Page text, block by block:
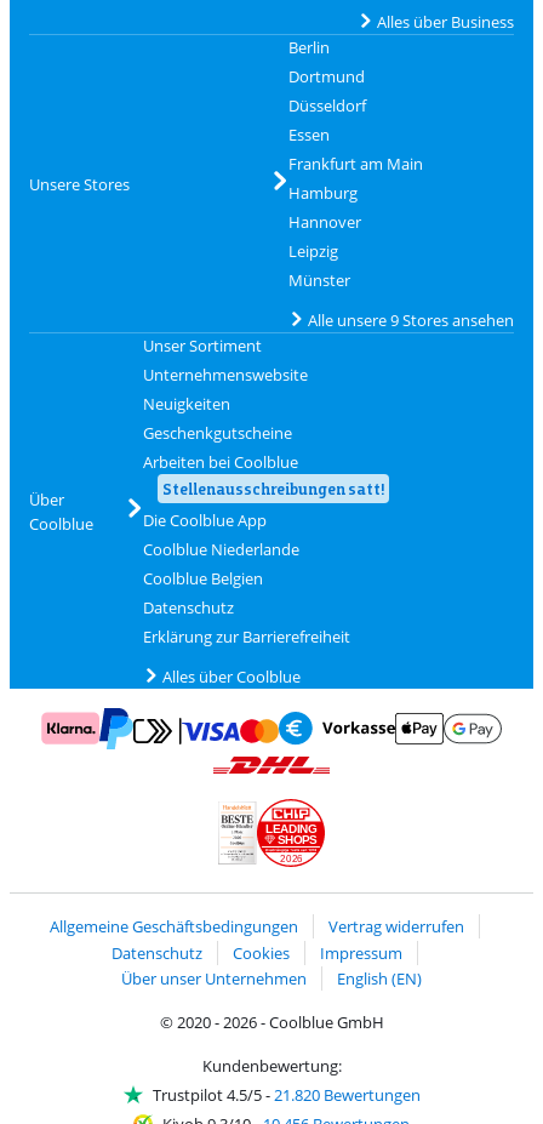
Alles über Business
Unsere Stores
Berlin
Dortmund
Düsseldorf
Essen
Frankfurt am Main
Hamburg
Hannover
Leipzig
Münster
Alle unsere 9 Stores ansehen
Über
Coolblue
Unser Sortiment
Unternehmenswebsite
Neuigkeiten
Geschenkgutscheine
Arbeiten bei Coolblue
Stellenausschreibungen satt!
Die Coolblue App
Coolblue Niederlande
Coolblue Belgien
Datenschutz
Erklärung zur Barrierefreiheit
Alles über Coolblue
Zahlung mit PayPal
Zahlung mit Mastercard und Visa über Click to Pay
Zahlung mit Vorkasse
2026
LEADING
SHOPS
Allgemeine Geschäftsbedingungen
Vertrag widerrufen
Datenschutz
Cookies
Impressum
Über unser Unternehmen
English (EN)
© 2020 - 2026 - Coolblue GmbH
Kundenbewertung:
Trustpilot 4.5/5-21.820 Bewertungen